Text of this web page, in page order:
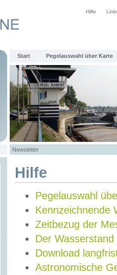
Hilfe
Start Pegelauswahl über Karte
Newsletter
Hilfe
Pegelauswahl
Kennzeichnende
Zeitbezug der
Der Wasserstand
Download
Astronomische